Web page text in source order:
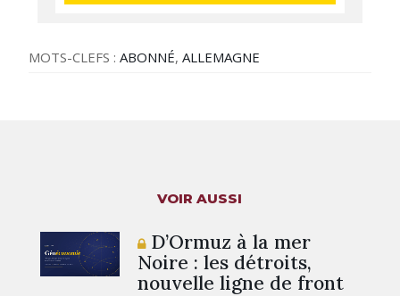
MOTS-CLEFS :ABONNÉ,ALLEMAGNE
VOIR AUSSI
D’Ormuz à la mer
Noire : les détroits,
nouvelle ligne de front